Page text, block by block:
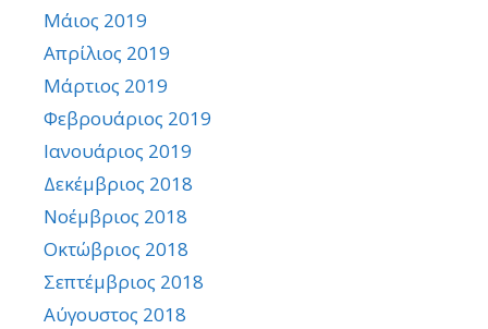
Μάιος 2019
Απρίλιος 2019
Μάρτιος 2019
Φεβρουάριος 2019
Ιανουάριος 2019
Δεκέμβριος 2018
Νοέμβριος 2018
Οκτώβριος 2018
Σεπτέμβριος 2018
Αύγουστος 2018